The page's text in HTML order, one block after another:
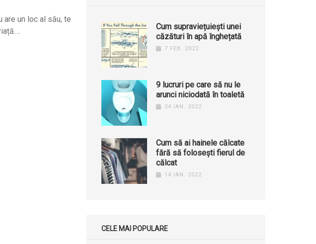
are un loc al său, te
Cum supraviețuiești unei
căzături în apă înghețată
7 FEB. 2022
9 lucruri pe care să nu le
arunci niciodată în toaletă
24 IAN. 2022
Cum să ai hainele călcate
fără să folosești fierul de
călcat
14 IAN. 2022
CELE MAI POPULARE